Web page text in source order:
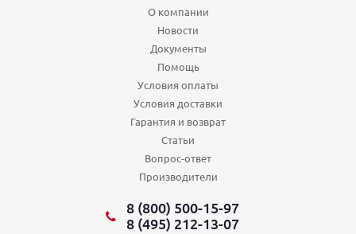
О компании
Новости
Документы
Помощь
Условия оплаты
Условия доставки
Гарантия и возврат
Статьи
Вопрос-ответ
Производители
8 (800) 500-15-97
8 (495) 212-13-07